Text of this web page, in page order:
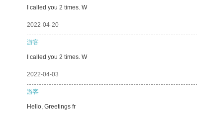
I called you 2 times. W
2022-04-20
游客
I called you 2 times. W
2022-04-03
游客
Hello, Greetings fr